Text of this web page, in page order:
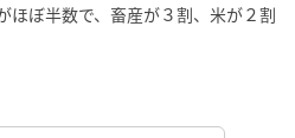
ほぼ半数で、畜産が３割、米が２割